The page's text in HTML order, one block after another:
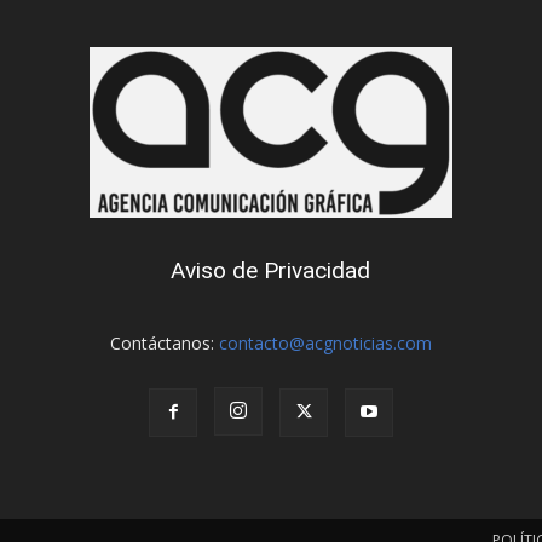
Aviso de Privacidad
Contáctanos: contacto@acgnoticias.com